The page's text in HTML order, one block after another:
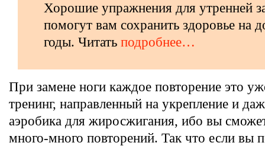
Хорошие упражнения для утренней
помогут вам сохранить здоровье на
годы. Читать подробнее…
При замене ноги каждое повторение это
тренинг, направленный на укрепление и
аэробика для жиросжигания, ибо вы
много-много повторений. Так что если вы